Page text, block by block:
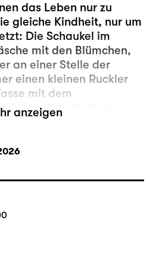
das Leben nur zu
gleiche Kindheit, nur um
Die Schaukel im
mit den Blümchen,
an einer Stelle der
einen kleinen Ruckler
mit dem
aus dem der Kakao am
all diese Erinnerungen
sie inzwischen älter
sie einander beste
Verbündete
Ungerechtigkeiten der
Studieren in eine
sich damit nicht
anzeigen